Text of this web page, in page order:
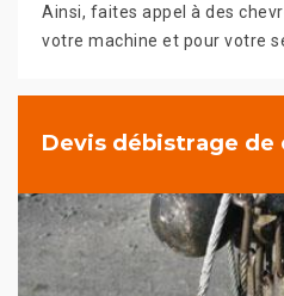
Ainsi, faites appel à des
votre machine et pour votre
Devis débistrage de